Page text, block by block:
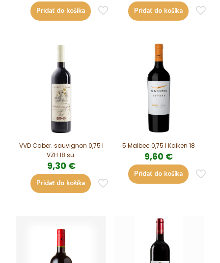
Pridať do košíka Pridať do košíka
VVD Caber. sauvignon 0,75 l
VZH 18 su.
9,30 €
Pridať do košíka
5 Malbec 0,75 l Kaiken 18
9,60 €
Pridať do košíka